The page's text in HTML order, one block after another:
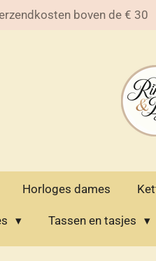
boven de € 30
Horloges dames
Tassen en tasjes